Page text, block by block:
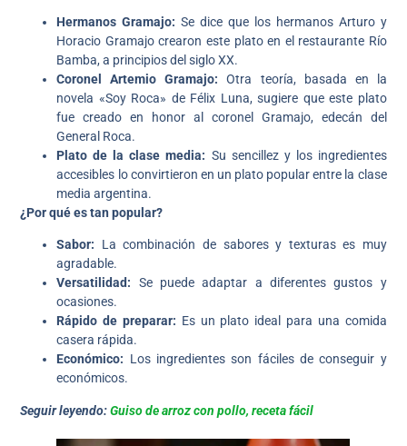
Hermanos Gramajo: Se dice que los hermanos Arturo y
Horacio Gramajo crearon este plato en el restaurante Río
Bamba, a principios del siglo XX.
Coronel Artemio Gramajo: Otra teoría, basada en la
novela «Soy Roca» de Félix Luna, sugiere que este plato
fue creado en honor al coronel Gramajo, edecán del
General Roca.
Plato de la clase media: Su sencillez y los ingredientes
accesibles lo convirtieron en un plato popular entre la clase
media argentina.
¿Por qué es tan popular?
Sabor: La combinación de sabores y texturas es muy
agradable.
Versatilidad: Se puede adaptar a diferentes gustos y
ocasiones.
Rápido de preparar: Es un plato ideal para una comida
casera rápida.
Económico: Los ingredientes son fáciles de conseguir y
económicos.
Seguir leyendo:Guiso de arroz con pollo, receta fácil